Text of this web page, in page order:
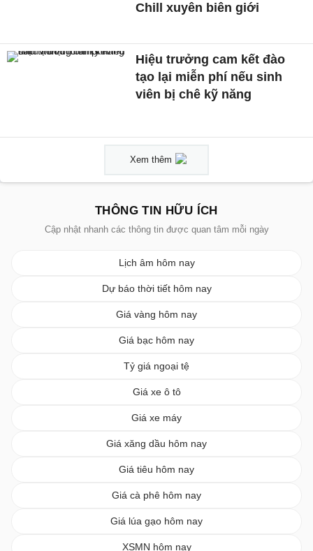
Chill xuyên biên giới
Hiệu trưởng cam kết đào
tạo lại miễn phí nếu sinh
viên bị chê kỹ năng
Xem thêm
THÔNG TIN HỮU ÍCH
Cập nhật nhanh các thông tin được quan tâm mỗi ngày
Lịch âm hôm nay
Dự báo thời tiết hôm nay
Giá vàng hôm nay
Giá bạc hôm nay
Tỷ giá ngoại tệ
Giá xe ô tô
Giá xe máy
Giá xăng dầu hôm nay
Giá tiêu hôm nay
Giá cà phê hôm nay
Giá lúa gạo hôm nay
XSMN hôm nay